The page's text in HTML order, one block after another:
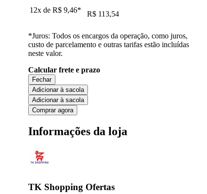
12x de R$ 9,46* R$ 113,54
*Juros: Todos os encargos da operação, como juros,
custo de parcelamento e outras tarifas estão incluídas
neste valor.
Calcular frete e prazo
Fechar
Adicionar à sacola
Adicionar à sacola
Comprar agora
Informações da loja
TK Shopping Ofertas